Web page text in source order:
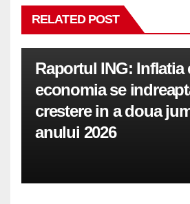
RELATED POST
Raportul ING: Inflatia
economia se
crestere in a doua
anului 2026